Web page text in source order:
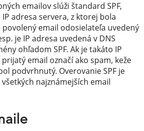
emailov slúži štandard SPF,
adresa servera, z ktorej bola
email odosielateľa uvedený
je IP adresa uvedená v DNS
ohľadom SPF. Ak je takáto IP
email označí ako spam, keže
podvrhnutý. Overovanie SPF je
najznámejších email